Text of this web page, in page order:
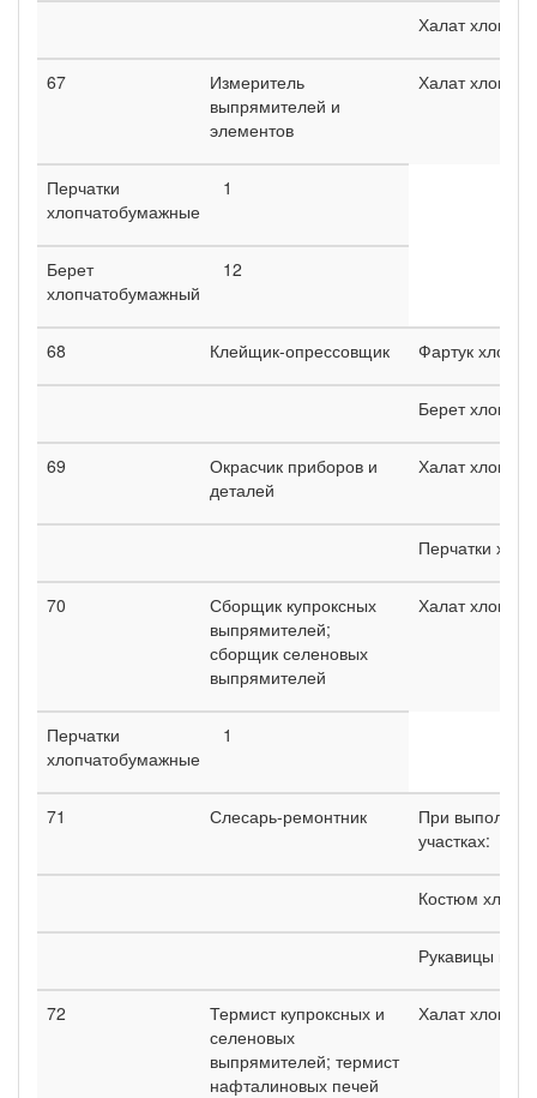
Халат
67
Измеритель
выпрямителей и
элементов
Халат
Перчатки
хлопчатобумажные
1
Берет
хлопчатобумажный
12
68 Клейщик-опрессовщик Фартук
Берет
69
Окрасчик приборов и
деталей
Халат
Перчатки
70
Сборщик купроксных
выпрямителей;
сборщик селеновых
выпрямителей
Халат
Перчатки
хлопчатобумажные
1
71 Слесарь-ремонтник
При
участках:
Костюм
Рукавицы
72
Термист купроксных и
селеновых
выпрямителей; термист
нафталиновых печей
Халат